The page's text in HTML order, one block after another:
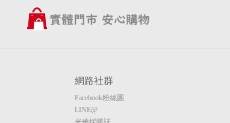
網路社群
Facebook粉絲團
LINE@